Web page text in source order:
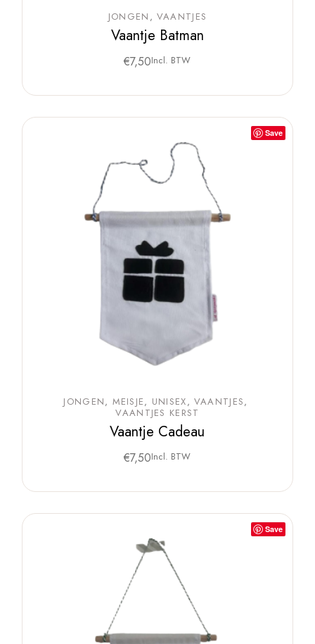
JONGEN VAANTJES
Vaantje Batman
€7,50Incl. BTW
Save
JONGEN MEISJE UNISEX
VAANTJES
VAANTJES KERST
Vaantje Cadeau
€7,50Incl. BTW
Save